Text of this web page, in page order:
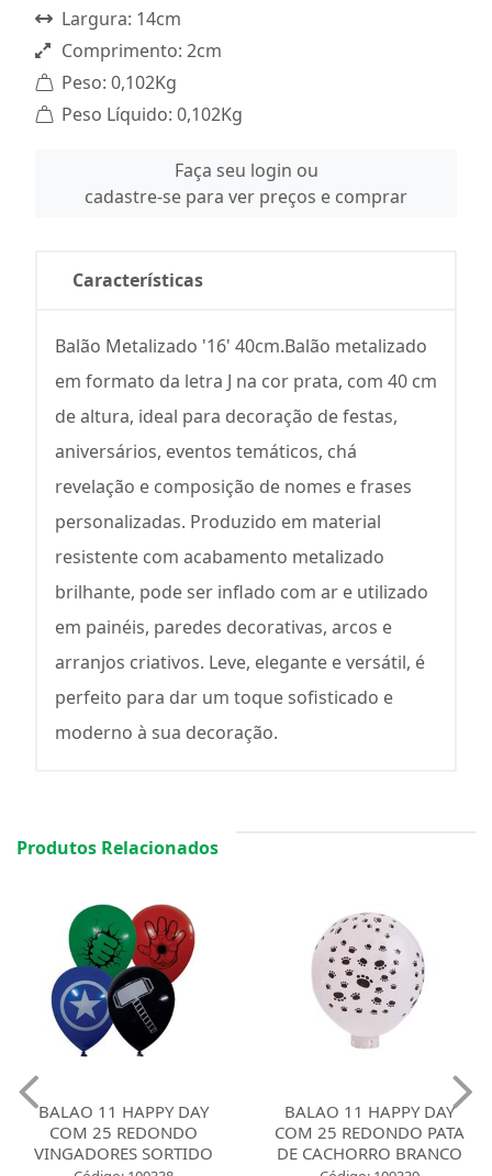
Largura: 14cm
Comprimento: 2cm
Peso: 0,102Kg
Peso Líquido: 0,102Kg
Faça seu login ou
cadastre-se para ver preços e comprar
Características
Balão Metalizado '16' 40cm.Balão metalizado
em formato da letra J na cor prata, com 40 cm
de altura, ideal para decoração de festas,
aniversários, eventos temáticos, chá
revelação e composição de nomes e frases
personalizadas. Produzido em material
resistente com acabamento metalizado
brilhante, pode ser inflado com ar e utilizado
em painéis, paredes decorativas, arcos e
arranjos criativos. Leve, elegante e versátil, é
perfeito para dar um toque sofisticado e
moderno à sua decoração.
Produtos Relacionados
BALAO 11 HAPPY DAY
COM 25 REDONDO
VINGADORES SORTIDO
BALAO 11 HAPPY DAY
COM 25 REDONDO PATA
DE CACHORRO BRANCO